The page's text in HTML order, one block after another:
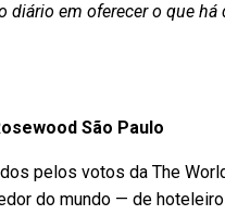
em oferecer o que
São Paulo
pelos votos da The
do mundo — de